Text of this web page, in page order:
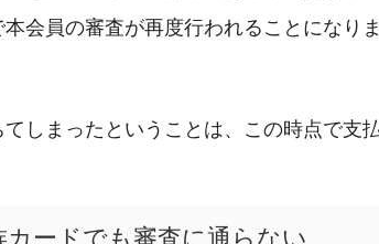
会員の審査が再度行われることになり
しまったということは、この時点で支
ードでも審査に通らない